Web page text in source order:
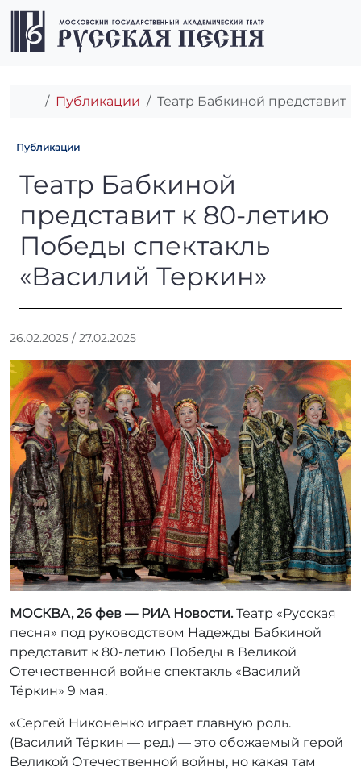
Перейти к содержимому
Перейти к футеру
Главная
Публикации Театр Бабкиной представит
Публикации
Театр Бабкиной
Театр Бабкиной
представит к 80-летию
Победы спектакль
«Василий Теркин»
26.02.2025 / 27.02.2025
т
о
р
:
r
r
_
a
d
m
i
n
МОСКВА, 26 фев — РИА Новости.Театр «Русская
песня» под руководством Надежды Бабкиной
представит к 80-летию Победы в Великой
Отечественной войне спектакль «Василий
Тёркин» 9 мая.
«Сергей Никоненко играет главную роль.
(Василий Тёркин — ред.) — это обожаемый герой
Великой Отечественной войны, но какая там